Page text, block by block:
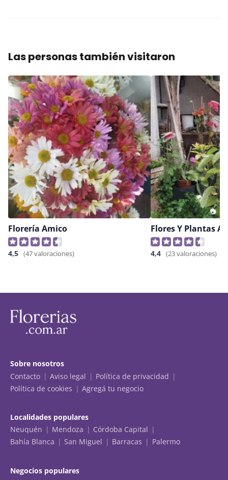
Las personas también visitaron
Florería Amico
4,5 (47 valoraciones)
Flores Y Plantas
4,4 (23 valoraciones)
Sobre nosotros
Contacto
Aviso legal
Política de privacidad
Política de cookies
Agregá tu negocio
Localidades populares
Neuquén
Mendoza
Córdoba Capital
Bahía Blanca
San Miguel Barracas Palermo
Negocios populares